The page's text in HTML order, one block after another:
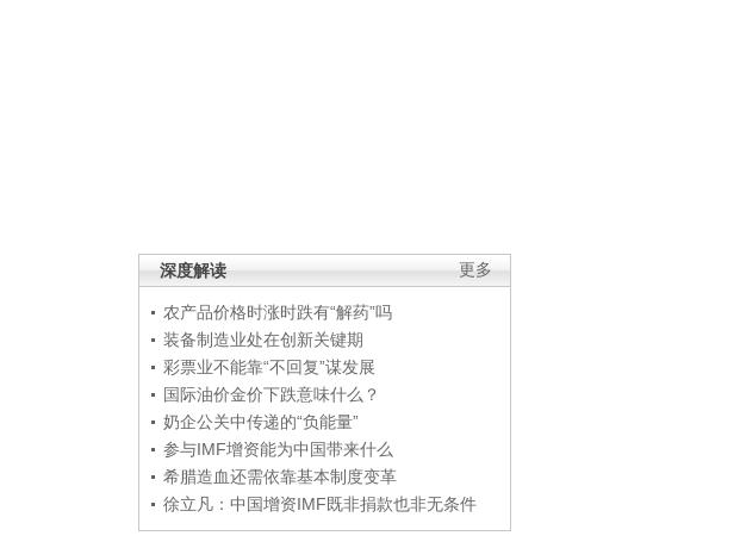
更多
深度解读
农产品价格时涨时跌有“解药”吗
装备制造业处在创新关键期
彩票业不能靠“不回复”谋发展
国际油价金价下跌意味什么？
奶企公关中传递的“负能量”
参与IMF增资能为中国带来什么
希腊造血还需依靠基本制度变革
徐立凡：中国增资IMF既非捐款也非无条件